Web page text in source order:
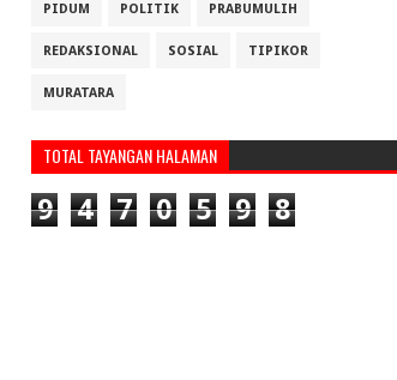
PIDUM POLITIK PRABUMULIH
REDAKSIONAL SOSIAL TIPIKOR
MURATARA
TOTAL TAYANGAN HALAMAN
9 4 7 0 5 9 8